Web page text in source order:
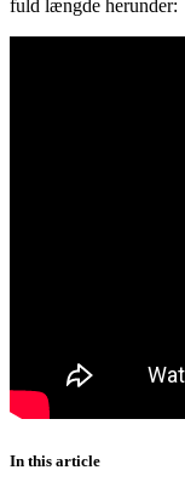
fuld længde herunder:
In this article